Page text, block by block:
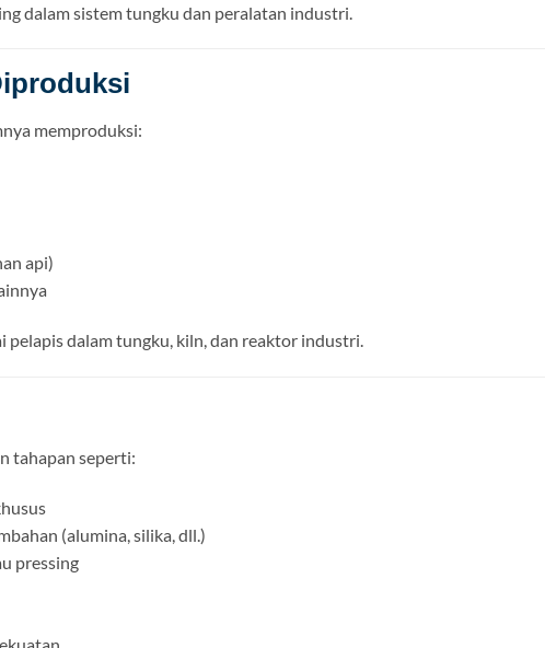
dalam sistem tungku dan peralatan industri.
memproduksi:
api)
dalam tungku, kiln, dan reaktor industri.
tahapan seperti:
(alumina, silika, dll.)
pressing